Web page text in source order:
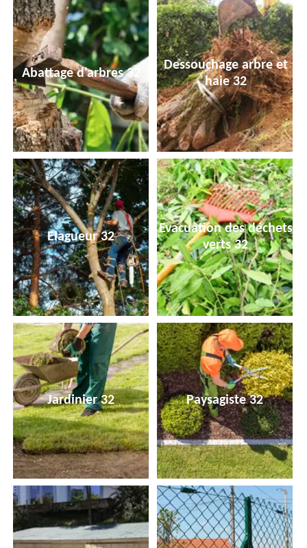
Abattage d'arbres 32
Dessouchage arbre et
haie 32
Elagueur 32
Evacuation des déchets
verts 32
Jardinier 32 Paysagiste 32